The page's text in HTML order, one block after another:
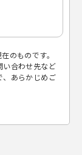
のものです。
い合わせ先など
、あらかじめご